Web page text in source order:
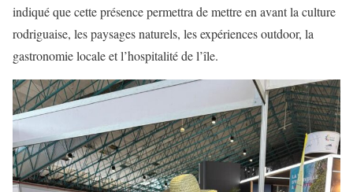
indiqué que cette présence permettra de mettre en avant la culture
rodriguaise, les paysages naturels, les expériences outdoor, la
gastronomie locale et l’hospitalité de l’île.